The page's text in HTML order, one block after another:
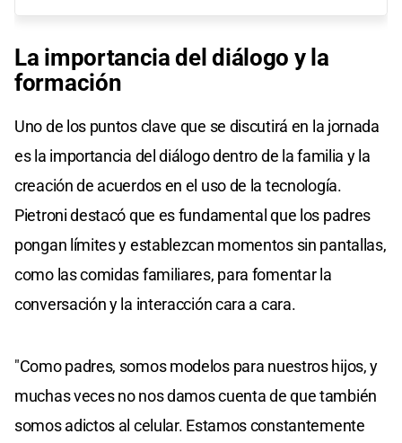
La importancia del diálogo y la
formación
Uno de los puntos clave que se discutirá en la jornada
es la importancia del diálogo dentro de la familia y la
creación de acuerdos en el uso de la tecnología.
Pietroni destacó que es fundamental que los padres
pongan límites y establezcan momentos sin pantallas,
como las comidas familiares, para fomentar la
conversación y la interacción cara a cara.
"Como padres, somos modelos para nuestros hijos, y
muchas veces no nos damos cuenta de que también
somos adictos al celular. Estamos constantemente